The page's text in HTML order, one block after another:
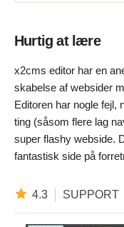
Hurtig at lære
x2cms editor har en
skabelse af websider
Editoren har nogle fejl,
ting (såsom flere lag
super flashy webside.
fantastisk side på
4.3 SUPPORT